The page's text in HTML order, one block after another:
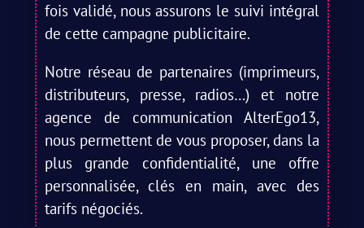
fois validé, nous assurons le suivi intégral
de cette campagne publicitaire.
Notre réseau de partenaires (imprimeurs,
distributeurs, presse, radios…) et notre
agence de communication AlterEgo13,
nous permettent de vous proposer, dans la
plus grande confidentialité, une offre
personnalisée, clés en main, avec des
tarifs négociés.